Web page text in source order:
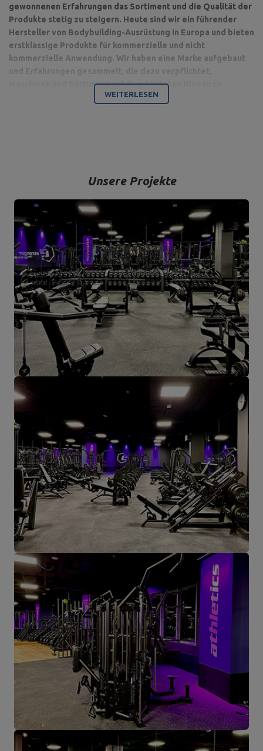
gewonnenen Erfahrungen das Sortiment und die Qualität der
Produkte stetig zu steigern. Heute sind wir ein führender
Hersteller von Bodybuilding-Ausrüstung in Europa und bieten
erstklassige Produkte für kommerzielle und nicht
kommerzielle Anwendung. Wir haben eine Marke aufgebaut
Maschinen und Sortiment auf dem höchsten Niveau zu
Starachowice in der Woiwodschaft Świętokrzyskie. Hier befinden
sich unsere Büroräume und die Produktions- und Lagerhallen. Von
hier aus werden alle Formen des Online-Verkaufs und der Kontakt
mit unseren Kunden gesteuert. Von hier aus werden auch unsere
Produkte für einzelne Empfänger und Partnergeschäfte geschickt.
Das Herz unseres Unternehmens liegt in Starachowice und das ist
die Ortschaft, wo alles anfängt.
WEITERLESEN
Unsere Projekte